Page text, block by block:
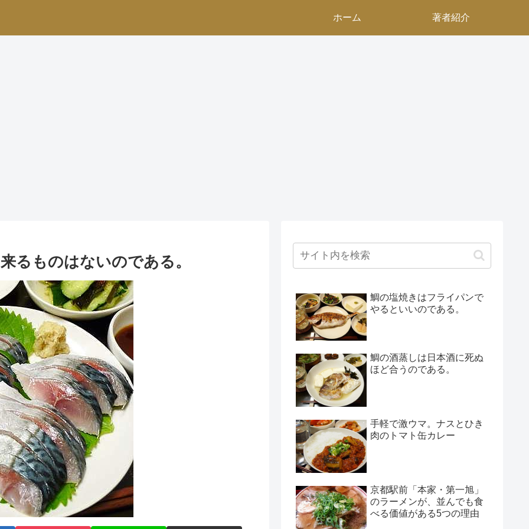
ホーム 著者紹介
るものはないのである。
鯛の塩焼きはフライパンで
やるといいのである。
鯛の酒蒸しは日本酒に死ぬ
ほど合うのである。
手軽で激ウマ。ナスとひき
肉のトマト缶カレー
京都駅前「本家・第一旭」
のラーメンが、並んでも食
べる価値がある5つの理由